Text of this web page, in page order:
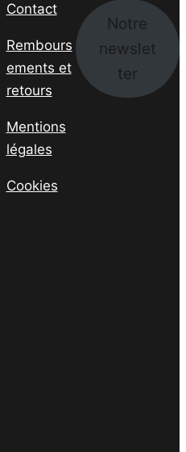
Contact
Rembours
ements et
retours
Mentions
légales
Cookies
Notre
newslet
ter